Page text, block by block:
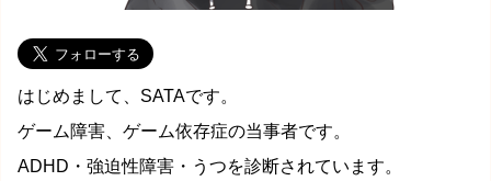
はじめまして、SATAです。
ゲーム障害、ゲーム依存症の当事者です。
ADHD・強迫性障害・うつを診断されています。